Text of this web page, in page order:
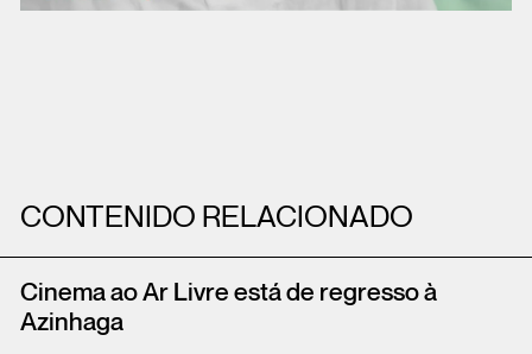
CONTENIDO RELACIONADO
Cinema ao Ar Livre está de regresso à
Azinhaga